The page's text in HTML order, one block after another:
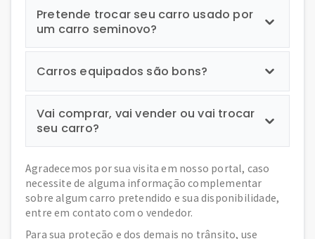
Pretende trocar seu carro usado por
um carro seminovo?
Carros equipados são bons?
Vai comprar, vai vender ou vai trocar
seu carro?
Agradecemos por sua visita em nosso portal, caso
necessite de alguma informação complementar
sobre algum carro pretendido e sua disponibilidade,
entre em contato com o vendedor.
Para sua proteção e dos demais no trânsito, use